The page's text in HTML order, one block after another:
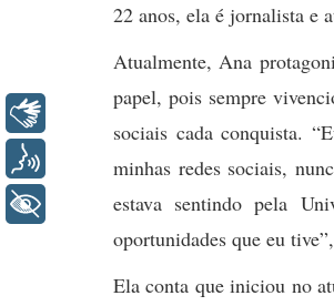
22 anos, ela é jornalista e
Atualmente, Ana
papel, pois sempre
sociais cada conquista.
minhas redes sociais,
estava sentindo pela
oportunidades que eu
Ela conta que iniciou no
Libras
+ Acessibilidade